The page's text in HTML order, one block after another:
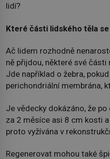
lidí?
Které části lidského těla
Ač lidem rozhodně
ně přijdou, některé své
Jde například o žebra,
perichondriální membrána,
Je vědecky dokázáno, že
za 2 měsíce asi 8 cm kosti
proto vyžívána v
Regenerovat mohou také